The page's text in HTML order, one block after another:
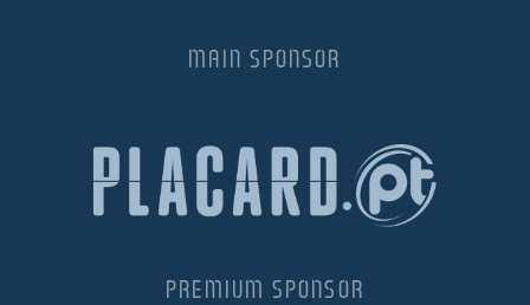
MAIN SPONSOR
PREMIUM SPONSOR